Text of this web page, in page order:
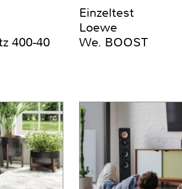
400-40
Einzeltest
Loewe
We. BOOST